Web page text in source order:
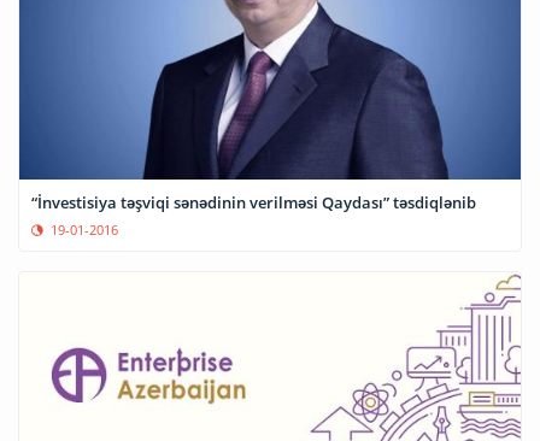
“İnvestisiya təşviqi sənədinin verilməsi Qaydası” təsdiqlənib
19-01-2016